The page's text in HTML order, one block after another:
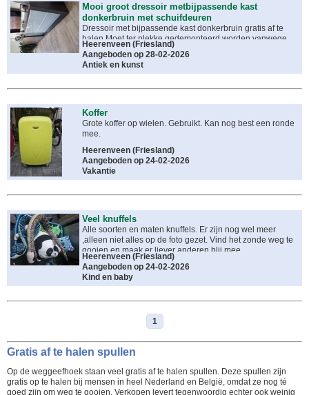
Mooi groot dressoir metbijpassende kast
donkerbruin met schuifdeuren
Dressoir met bijpassende kast donkerbruin gratis af te
halen Moet ter plekke gedemonteerd worden vanwege
gewicht. Het ziet er netjes uit em kan nog jaren mee!!
Heerenveen (Friesland)
Aangeboden op 28-02-2026
Antiek en kunst
Koffer
Grote koffer op wielen. Gebruikt. Kan nog best een ronde
mee.
Heerenveen (Friesland)
Aangeboden op 24-02-2026
Vakantie
Veel knuffels
Alle soorten en maten knuffels. Er zijn nog wel meer
,alleen niet alles op de foto gezet. Vind het zonde weg te
gooien en maak er liever anderen blij mee.
Heerenveen (Friesland)
Aangeboden op 24-02-2026
Kind en baby
1
Gratis af te halen spullen
Op de weggeefhoek staan veel gratis af te halen spullen. Deze spullen zijn
gratis op te halen bij mensen in heel Nederland en België, omdat ze nog té
goed zijn om weg te gooien. Verkopen levert tegenwoordig echter ook weinig